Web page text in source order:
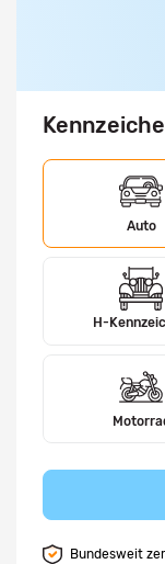
Auto
H-
Bundesweit